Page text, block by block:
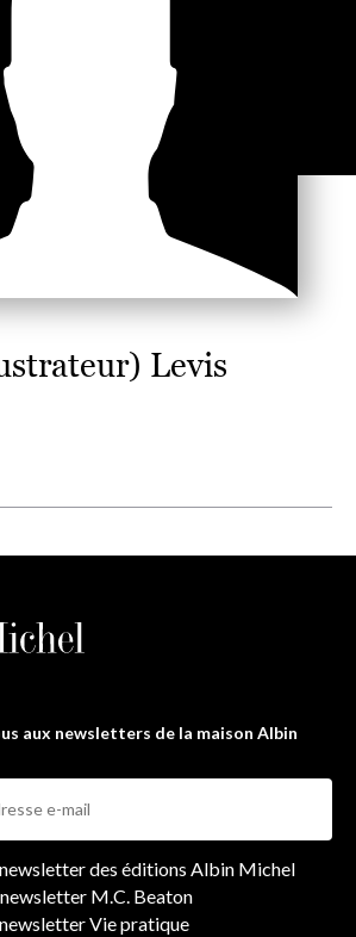
Levis
aux newsletters de la maison Albin
newsletter des éditions Albin Michel
newsletter M.C. Beaton
newsletter Vie pratique